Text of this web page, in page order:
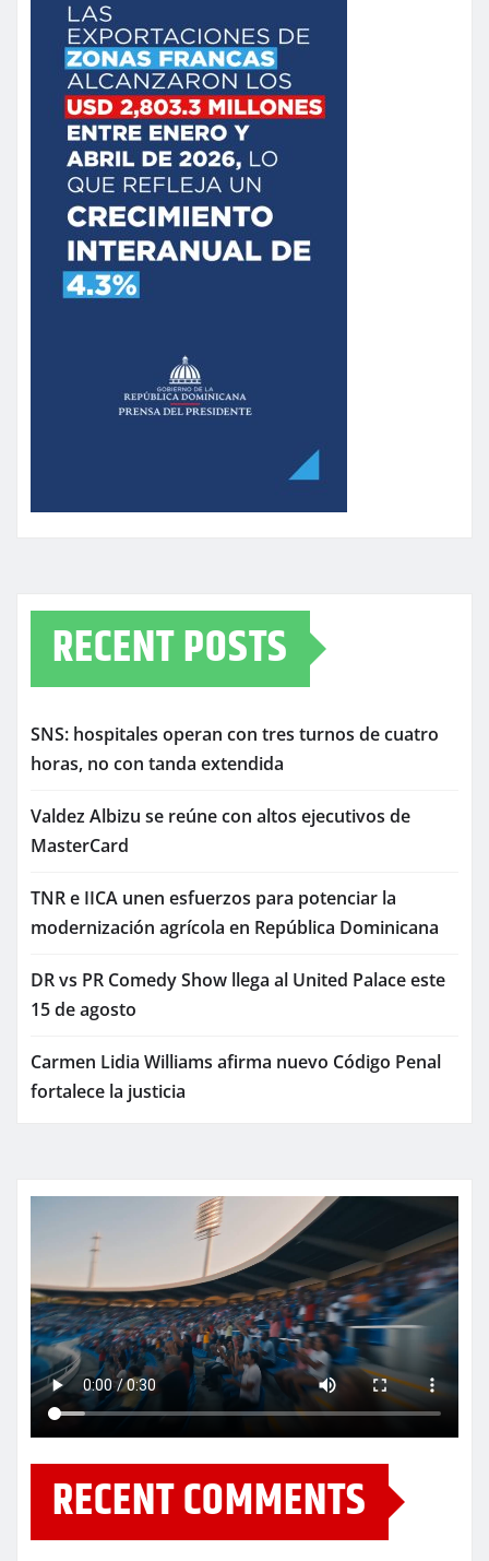
RECENT POSTS
SNS: hospitales operan con tres turnos de cuatro
horas, no con tanda extendida
Valdez Albizu se reúne con altos ejecutivos de
MasterCard
TNR e IICA unen esfuerzos para potenciar la
modernización agrícola en República Dominicana
DR vs PR Comedy Show llega al United Palace este
15 de agosto
Carmen Lidia Williams afirma nuevo Código Penal
fortalece la justicia
RECENT COMMENTS